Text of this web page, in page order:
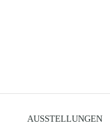
AUSSTELLUNGEN